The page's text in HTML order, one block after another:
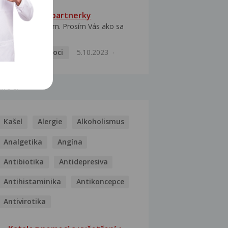
HPV typ 52 u partnerky
Dobrý deň prajem. Prosím Vás ako sa
Pohlavní nemoci
5.10.2023
Kašel Alergie Alkoholismus
Analgetika Angína
Antibiotika Antidepresiva
Antihistaminika Antikoncepce
Antivirotika